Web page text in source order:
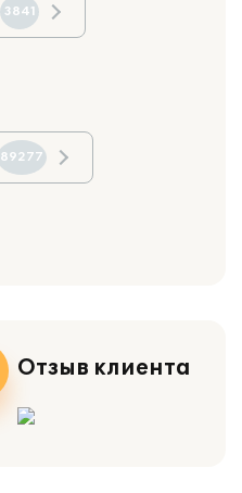
3841
89277
Отзыв клиента